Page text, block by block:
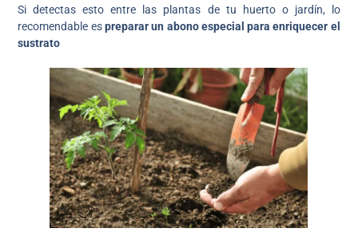
Si detectas esto entre las plantas de tu huerto o jardín, lo
recomendable espreparar un abono especial para enriquecer el
sustrato